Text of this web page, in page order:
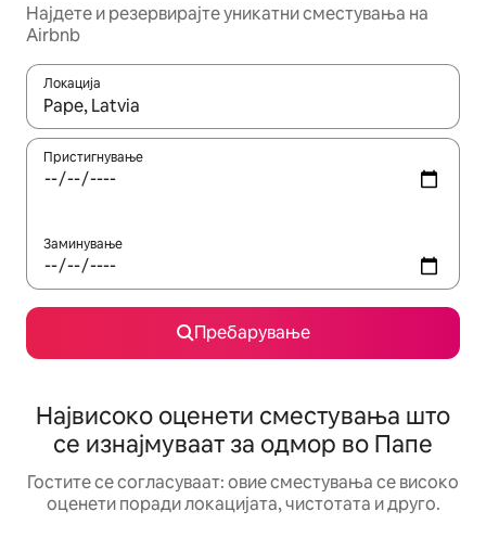
Најдете и резервирајте уникатни сместувања на
Airbnb
Локација
Кога резултатите се достапни, движете се со копчињата
Пристигнување
Заминување
Пребарување
Највисоко оценети сместувања што
се изнајмуваат за одмор во Папе
Гостите се согласуваат: овие сместувања се високо
оценети поради локацијата, чистотата и друго.